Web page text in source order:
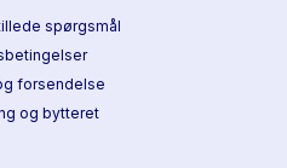
spørgsmål
forsendelse
og bytteret